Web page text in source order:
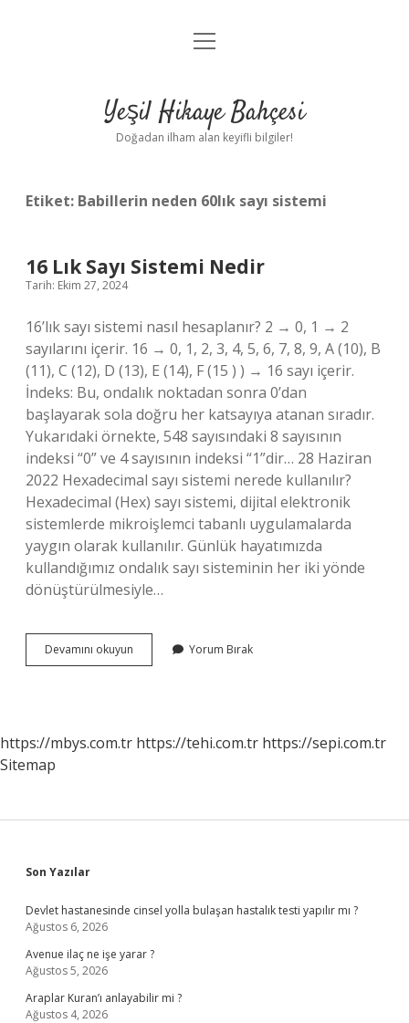
Anasayfa
Yasal Uyarı
menüyü
Yeşil Hikaye Bahçesi
Doğadan ilham alan keyifli bilgiler!
Etiket: Babillerin neden 60lık sayı sistemi
16 Lık Sayı Sistemi Nedir
Tarih: Ekim 27, 2024
16’lık sayı sistemi nasıl hesaplanır? 2 → 0, 1 → 2
sayılarını içerir. 16 → 0, 1, 2, 3, 4, 5, 6, 7, 8, 9, A (10), B
(11), C (12), D (13), E (14), F (15 ) ) → 16 sayı içerir.
İndeks: Bu, ondalık noktadan sonra 0’dan
başlayarak sola doğru her katsayıya atanan sıradır.
Yukarıdaki örnekte, 548 sayısındaki 8 sayısının
indeksi “0” ve 4 sayısının indeksi “1”dir… 28 Haziran
2022 Hexadecimal sayı sistemi nerede kullanılır?
Hexadecimal (Hex) sayı sistemi, dijital elektronik
sistemlerde mikroişlemci tabanlı uygulamalarda
yaygın olarak kullanılır. Günlük hayatımızda
kullandığımız ondalık sayı sisteminin her iki yönde
dönüştürülmesiyle…
Devamını okuyun
Lık
Yorum Bırak
https://mbys.com.tr https://tehi.com.tr https://sepi.com.tr
Sitemap
Sidebar
Son Yazılar
Devlet hastanesinde cinsel yolla bulaşan hastalık testi yapılır mı ?
Ağustos 6, 2026
Avenue ilaç ne işe yarar ?
Ağustos 5, 2026
Araplar Kuran’ı anlayabilir mi ?
Ağustos 4, 2026